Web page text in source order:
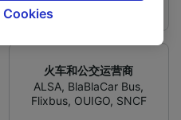
火车和公交运营商
ALSA, BlaBlaCar Bus,
Flixbus, OUIGO, SNCF
will not be used for
data to provide:
data. Actively scan